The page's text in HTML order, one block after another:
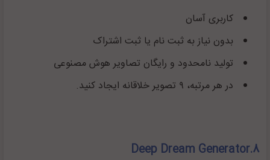
کاربری آسان
بدون نیاز به ثبت نام یا ثبت اشتراک
تولید نامحدود و رایگان تصاویر هوش مصنوعی
در هر مرتبه، ۹ تصویر خلاقانه ایجاد کنید.
8.Deep Dream Generator